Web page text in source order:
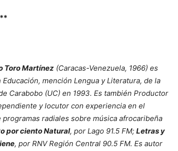
Toro Martínez (Caracas-Venezuela, 1966) es
mención Lengua y Literatura, de la
Carabobo (UC) en 1993. Es también Productor
y locutor con experiencia en el
radiales sobre música afrocaribeña
por ciento Natural, por Lago 91.5 FM; Letras y
, por RNV Región Central 90.5 FM. Es autor